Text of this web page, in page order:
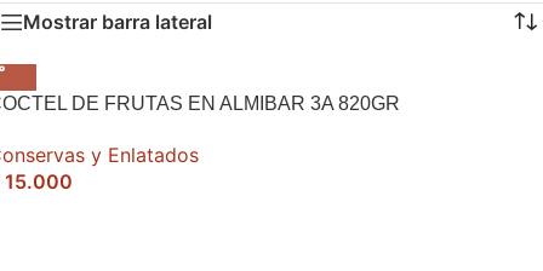
Mostrar barra lateral
DE FRUTAS EN ALMIBAR 3A 820GR
y Enlatados
15.000